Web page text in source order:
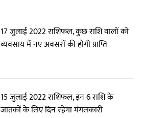
17 जुलाई 2022 राशिफल, कुछ राशि वालों को
व्यवसाय में नए अवसरों की होगी प्राप्ति
15 जुलाई 2022 राशिफल, इन 6 राशि के
जातकों के लिए दिन रहेगा मंगलकारी